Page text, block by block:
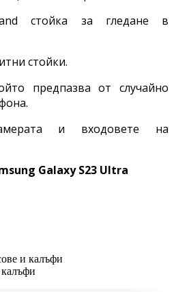
стойка за гледане в
стойки.
предпазва от случайно
и входовете на
GalaxyS23 Ultra
и калъфи